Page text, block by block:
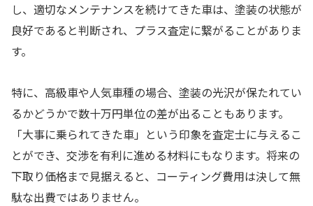
し、適切なメンテナンスを続けてきた車は、塗装の状態が
良好であると判断され、プラス査定に繋がることがありま
す。
特に、高級車や人気車種の場合、塗装の光沢が保たれてい
るかどうかで数十万円単位の差が出ることもあります。
「大事に乗られてきた車」という印象を査定士に与えるこ
とができ、交渉を有利に進める材料にもなります。将来の
下取り価格まで見据えると、コーティング費用は決して無
駄な出費ではありません。